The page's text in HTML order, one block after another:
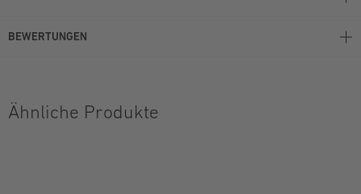
BEWERTUNGEN
Ähnliche Produkte